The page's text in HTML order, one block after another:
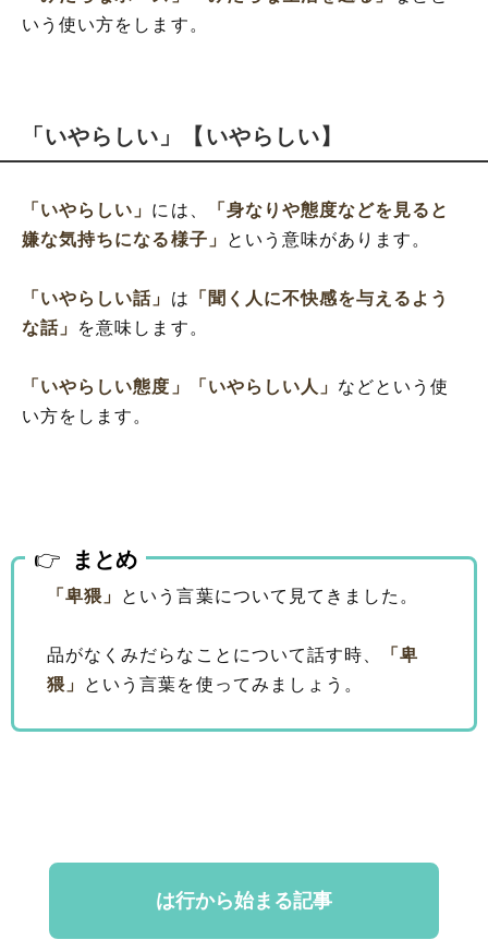
いう使い方をします。
「いやらしい」【いやらしい】
「いやらしい」 には、
「身なりや態度などを見ると
嫌な気持ちになる様子」
という意味があります。
「いやらしい話」 は 「聞く人に不快感を与えるよう
な話」
を意味します。
「いやらしい態度」 「いやらしい人」 などという使
い方をします。
まとめ
「卑猥」 という言葉について見てきました。
品がなくみだらなことについて話す時、
「卑
猥」
という言葉を使ってみましょう。
は行から始まる記事